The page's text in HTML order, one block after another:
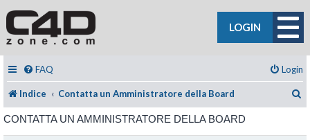
LOGIN
FAQ Login
Indice Contatta un Amministratore della Board
CONTATTA UN AMMINISTRATORE DELLA BOARD